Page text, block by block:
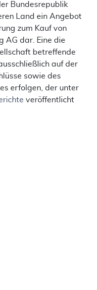
Bundesrepublik
Land ein Angebot
zum Kauf von
AG dar. Eine die
betreffende
auf der
sowie des
erfolgen, der unter
veröffentlicht